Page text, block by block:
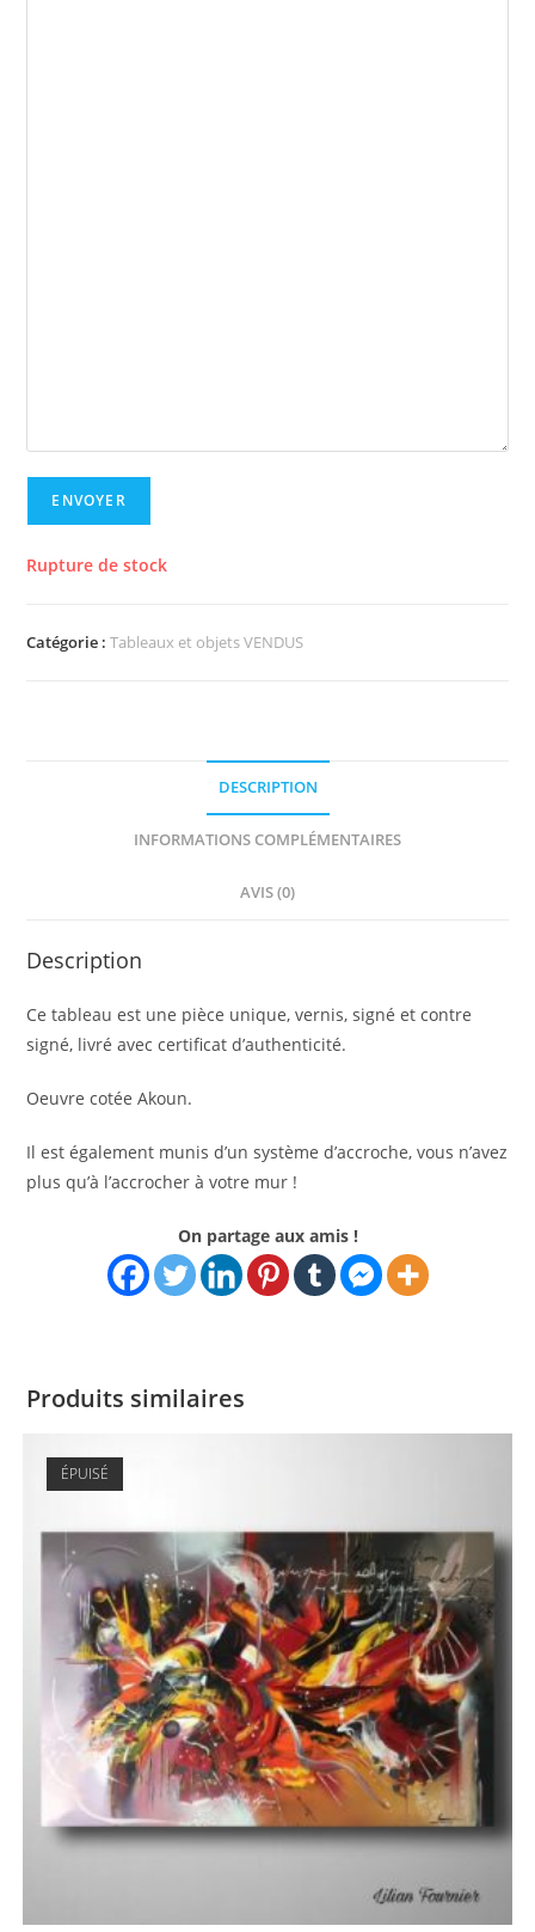
ENVOYER
Rupture de stock
Catégorie :Tableaux et objets VENDUS
DESCRIPTION
INFORMATIONS COMPLÉMENTAIRES
AVIS (0)
Description
Ce tableau est une pièce unique, vernis, signé et contre
signé, livré avec certificat d’authenticité.
Oeuvre cotée Akoun.
Il est également munis d’un système d’accroche, vous n’avez
plus qu’à l’accrocher à votre mur !
On partage aux amis !
Produits similaires
ÉPUISÉ